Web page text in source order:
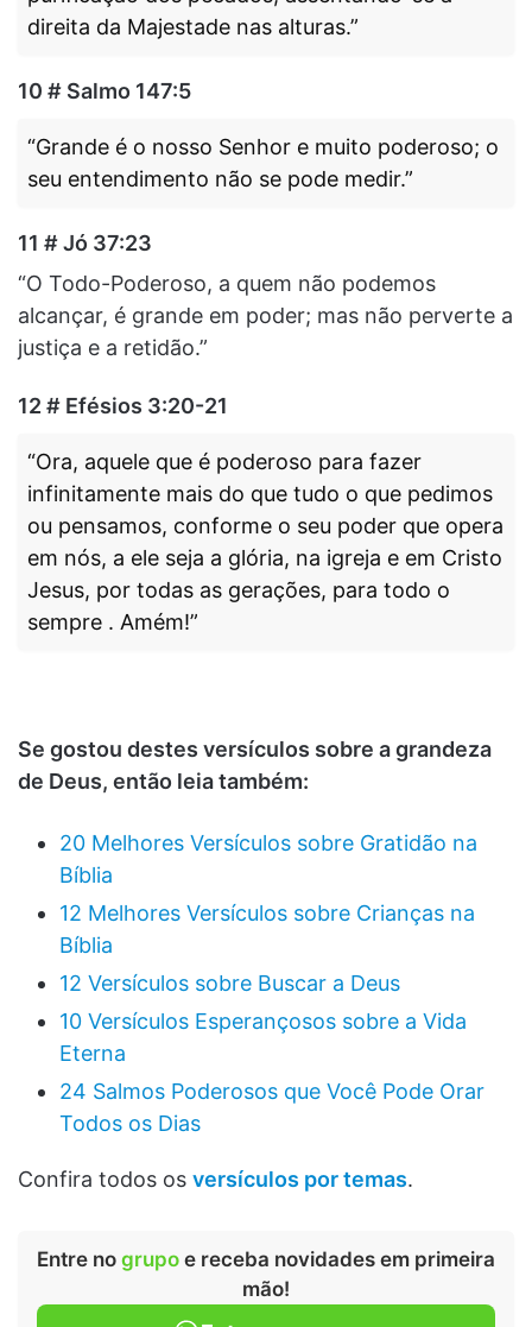
direita da Majestade nas alturas.”
10 # Salmo 147:5
“Grande é o nosso Senhor e muito poderoso; o
seu entendimento não se pode medir.”
11 # Jó 37:23
“O Todo-Poderoso, a quem não podemos
alcançar, é grande em poder; mas não perverte a
justiça e a retidão.”
12 # Efésios 3:20-21
“Ora, aquele que é poderoso para fazer
infinitamente mais do que tudo o que pedimos
ou pensamos, conforme o seu poder que opera
em nós, a ele seja a glória, na igreja e em Cristo
Jesus, por todas as gerações, para todo o
sempre . Amém!”
Se gostou destes versículos sobre a grandeza
de Deus, então leia também:
20 Melhores Versículos sobre Gratidão na
Bíblia
12 Melhores Versículos sobre Crianças na
Bíblia
12 Versículos sobre Buscar a Deus
10 Versículos Esperançosos sobre a Vida
Eterna
24 Salmos Poderosos que Você Pode Orar
Todos os Dias
Confira todos os versículos por temas.
Entre no grupo e receba novidades em primeira
mão!